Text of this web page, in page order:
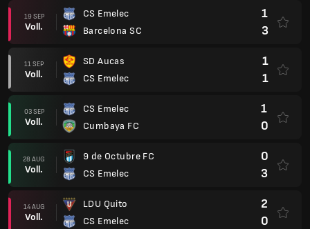
19 SEP
Voll.
CS Emelec
Barcelona SC
1
3
11 SEP
Voll.
SD Aucas
CS Emelec
1
1
03 SEP
Voll.
CS Emelec
Cumbaya FC
1
0
28 AUG
Voll.
9 de Octubre FC
CS Emelec
0
3
14 AUG
Voll.
LDU Quito
CS Emelec
2
0